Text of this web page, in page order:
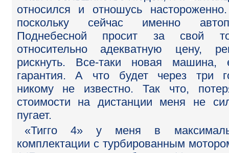
относился и отношусь
поскольку сейчас именно
Поднебесной просит за свой
относительно адекватную цену,
рискнуть. Все-таки новая машина,
гарантия. А что будет через три
никому не известно. Так что,
стоимости на дистанции меня не
пугает.
«Тигго 4» у меня в
комплектации с турбированным